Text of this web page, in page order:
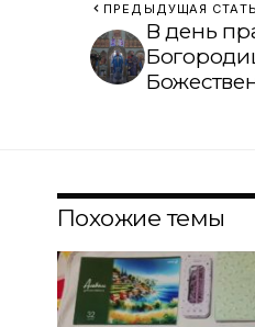
ПРЕДЫДУЩАЯ
В день
Похожие темы